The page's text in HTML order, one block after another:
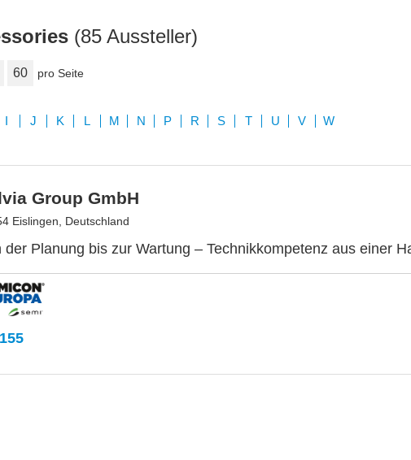
(85 Aussteller)
60 pro Seite
I J K L M N P R S T U V W
Group GmbH
Eislingen, Deutschland
der Planung bis zur Wartung – Technikkompetenz aus einer